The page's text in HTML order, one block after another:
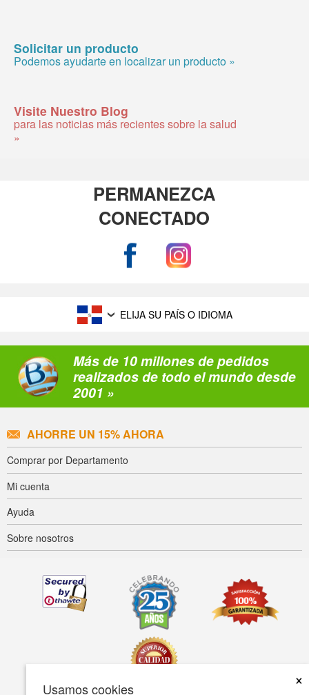
Usamos cookies
×
Solicitar un producto
Podemos ayudarte en localizar un producto »
Visite Nuestro Blog
para las noticias más recientes sobre la salud
»
PERMANEZCA
CONECTADO
ELIJA SU PAÍS O IDIOMA
Más de 10 millones de pedidos
realizados de todo el mundo desde
2001 »
AHORRE UN 15% AHORA
Comprar por Departamento
Mi cuenta
Ayuda
Sobre nosotros